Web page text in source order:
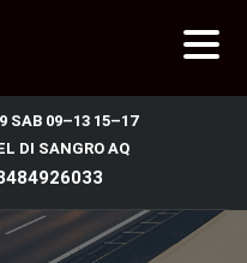
SAB 09–13 15–17
DI SANGRO AQ